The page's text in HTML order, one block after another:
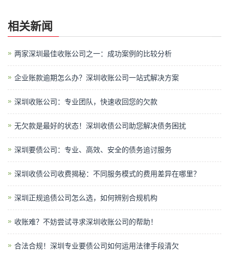
相关新闻
两家深圳最佳收账公司之一：成功案例的比较分析
企业账款逾期怎么办？深圳收账公司一站式解决方案
深圳收账公司：专业团队，快速收回您的欠款
无欠款是最好的状态！深圳收债公司助您解决债务困扰
深圳要债公司：专业、高效、安全的债务追讨服务
深圳收债公司收费揭秘：不同服务模式的费用差异在哪里？
深圳正规追债公司怎么选，如何辨别合规机构
收账难？不妨尝试寻求深圳收账公司的帮助！
合法合规！深圳专业要债公司如何运用法律手段清欠